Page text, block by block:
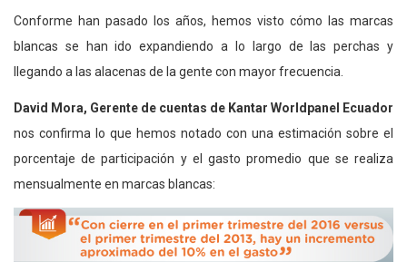
Conforme han pasado los años, hemos visto cómo las marcas
blancas se han ido expandiendo a lo largo de las perchas y
llegando a las alacenas de la gente con mayor frecuencia.
David Mora, Gerente de cuentas de Kantar Worldpanel Ecuador
nos confirma lo que hemos notado con una estimación sobre el
porcentaje de participación y el gasto promedio que se realiza
mensualmente en marcas blancas: